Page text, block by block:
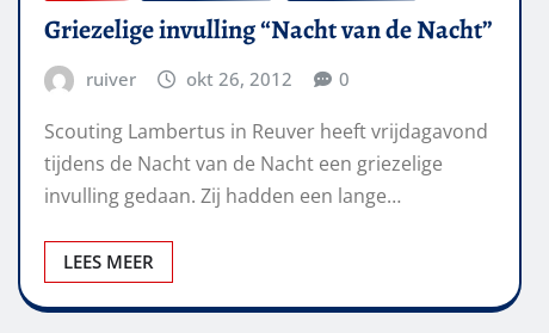
Griezelige invulling “Nacht van de Nacht”
ruiver okt 26, 2012 0
Scouting Lambertus in Reuver heeft vrijdagavond
tijdens de Nacht van de Nacht een griezelige
invulling gedaan. Zij hadden een lange…
LEES MEER